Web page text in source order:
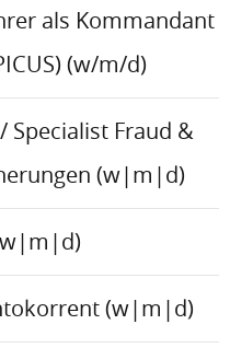
als Kommandant
(w/m/d)
Specialist Fraud &
(w|m|d)
(w|m|d)